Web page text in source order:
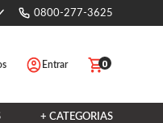
0800-277-3625
Entrar 0
+ CATEGORIAS